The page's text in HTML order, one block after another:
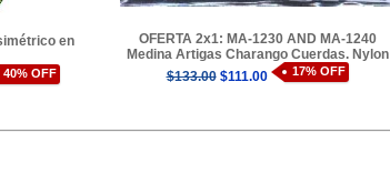
en
40% OFF
OFERTA 2x1: MA-1230 AND MA-1240
Medina Artigas Charango Cuerdas. Nylon
$133.00$111.00 17% OFF